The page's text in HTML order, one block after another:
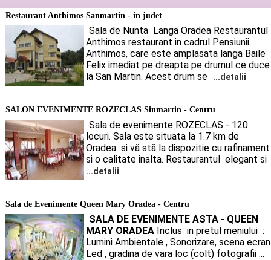
Restaurant Anthimos Sanmartin - in judet
Sala de Nunta Langa Oradea Restaurantul
Anthimos restaurant in cadrul Pensiunii
Anthimos, care este amplasata langa Baile
Felix imediat pe dreapta pe drumul ce duce
la San Martin. Acest drum se
...detalii
SALON EVENIMENTE ROZECLAS Sinmartin - Centru
Sala de evenimente ROZECLAS - 120
locuri. Sala este situata la 1.7 km de
Oradea si vă stă la dispozitie cu rafinament
si o calitate inalta. Restaurantul elegant si
...detalii
Sala de Evenimente Queen Mary Oradea - Centru
SALA DE EVENIMENTE ASTA - QUEEN
MARY ORADEA Inclus in pretul meniului :
Lumini Ambientale , Sonorizare, scena ecran
Led , gradina de vara loc (colt) fotografii ...